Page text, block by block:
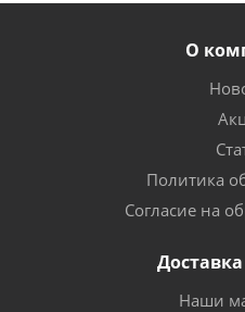
О
Политика
Согласие на
Наши